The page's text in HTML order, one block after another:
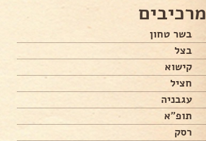
מרכיבים
בשר טחון
בצל
קישוא
חציל
עגבניה
תופ״א
רסק